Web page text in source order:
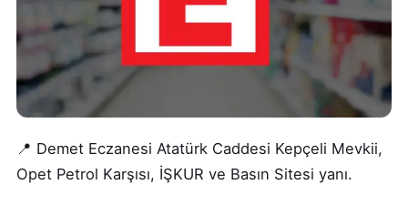
📍 Demet Eczanesi Atatürk Caddesi Kepçeli Mevkii,
Opet Petrol Karşısı, İŞKUR ve Basın Sitesi yanı.